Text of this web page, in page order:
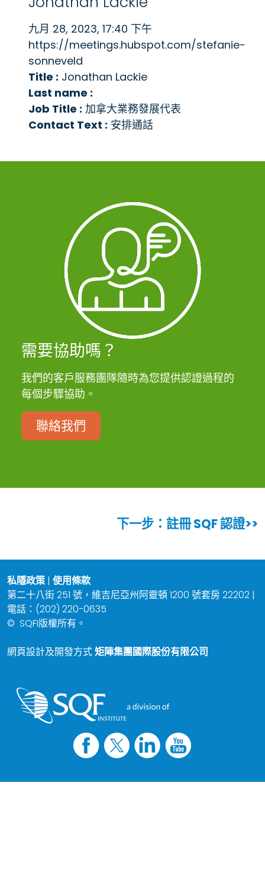
九月 28, 2023, 17:40 下午
https://meetings.hubspot.com/stefanie-
sonneveld
Title : Jonathan Lackie
Last name :
Job Title : 加拿大業務發展代表
Contact Text : 安排通話
需要協助嗎？
我們的客戶服務團隊隨時為您提供認證過程的
每個步驟協助。
聯絡我們
下一步：註冊 SQF 認證>>
私隱政策| 使用條款
第二十八街 251 號，維吉尼亞州阿靈頓 1200 號套房 22202 |
電話：(202) 220-0635
© SQFI版權所有。
網頁設計及開發方式矩陣集團國際股份有限公司